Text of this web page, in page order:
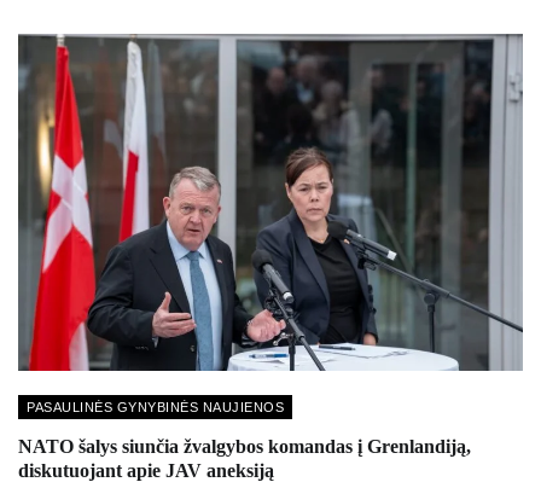
PASAULINĖS GYNYBINĖS NAUJIENOS
NATO šalys siunčia žvalgybos komandas į Grenlandiją,
diskutuojant apie JAV aneksiją